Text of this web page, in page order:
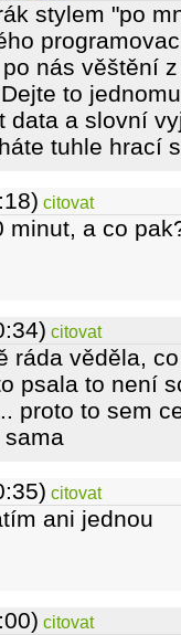
stylem "po
nás věštění
to
data a slovní
tuhle hrací
citovat
minut, a co
citovat
ráda věděla,
psala to není
proto to sem
sama
citovat
ani jednou
citovat